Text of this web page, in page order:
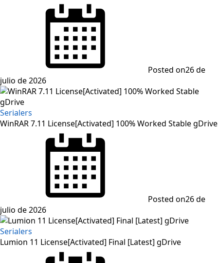
Posted on26 de
julio de 2026
Serialers
WinRAR 7.11 License[Activated] 100% Worked Stable gDrive
Posted on26 de
julio de 2026
Serialers
Lumion 11 License[Activated] Final [Latest] gDrive